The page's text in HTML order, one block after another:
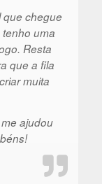
que chegue
uma
Resta
que a fila
muita
ajudou